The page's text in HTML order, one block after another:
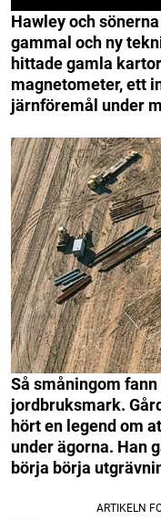
Hawley och
gammal och ny
hittade gamla
magnetometer, ett
järnföremål under
Så småningom
jordbruksmark.
hört en legend om
under ägorna. Han
börja börja